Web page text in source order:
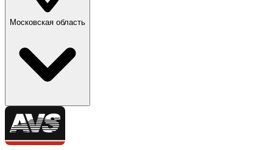
Московская область